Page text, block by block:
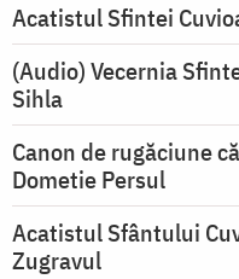
Acatistul Sfintei
(Audio) Vecernia
Sihla
Canon de rugăciune
Dometie Persul
Acatistul Sfântului
Zugravul